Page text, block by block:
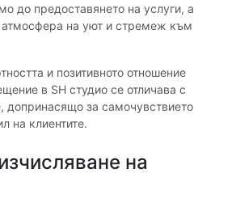
до предоставянето на услуги, а
атмосфера на уют и стремеж към
и позитивното отношение
в SH студио се отличава с
допринасящо за самочувствието
на клиентите.
на